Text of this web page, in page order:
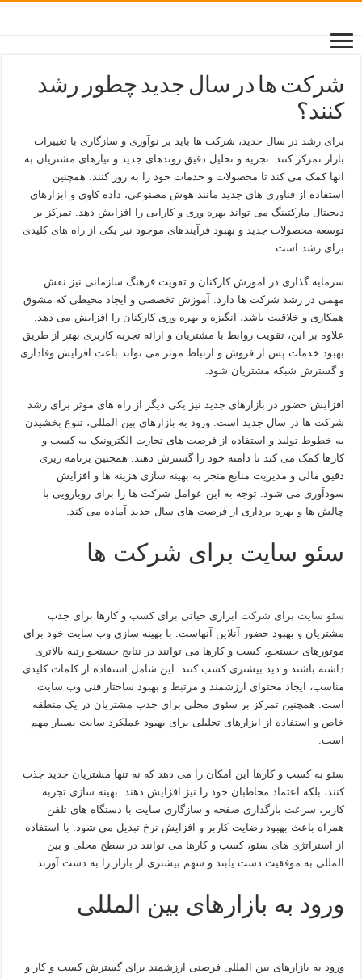
شرکت ها در سال جدید چطور رشد
کنند؟
برای رشد در سال جدید، شرکت ها باید بر نوآوری و سازگاری با تغییرات
بازار تمرکز کنند. تجزیه و تحلیل دقیق روندهای جدید و نیازهای مشتریان به
آنها کمک می کند تا محصولات و خدمات خود را به روز کنند. همچنین
استفاده ازفناوری های جدید مانند هوش مصنوعی، داده کاوی و ابزارهای
دیجیتال مارکتینگ می تواند بهره وری و کارایی را افزایش دهد. تمرکز بر
توسعه محصولات جدید و بهبود فرآیندهای موجود نیز یکی از راه های کلیدی
برای رشد است.
سرمایه گذاری در آموزش کارکنان و تقویت فرهنگ سازمانی نیز نقش
مهمی در رشد شرکت ها دارد. آموزش تخصصی و ایجاد محیطی که مشوق
همکاری و خلاقیت باشد، انگیزه و بهره وری کارکنان را افزایش می دهد.
علاوه بر این، تقویت روابط با مشتریان و ارائه تجربه کاربری بهتر از طریق
بهبود خدمات پس از فروش و ارتباط موثر می تواند باعث افزایش وفاداری
و گسترش شبکه مشتریان شود.
افزایش حضور در بازارهای جدید نیز یکی دیگر از راه های موثر برای رشد
شرکت ها در سال جدید است. ورود به بازارهای بین المللی، تنوع بخشیدن
به خطوط تولید و استفاده از فرصت های تجارت الکترونیک به کسب و
کارها کمک می کند تا دامنه خود را گسترش دهند. همچنین برنامه ریزی
دقیق مالی و مدیریت منابع منجر به بهینه سازی هزینه ها و افزایش
سودآوری می شود. توجه به این عوامل شرکت ها را برای رویارویی با
چالش ها و بهره برداری از فرصت های سال جدید آماده می کند.
سئو سایت برای شرکت ها
سئو سایت برای شرکت ابزاری حیاتی برای کسب و کارها برای جذب
مشتریان و بهبود حضور آنلاین آنهاست. با بهینه سازی وب سایت خود برای
موتورهای جستجو، کسب و کارها می توانند در نتایج جستجو رتبه بالاتری
داشته باشند و دید بیشتری کسب کنند. این شامل استفاده از کلمات کلیدی
مناسب، ایجاد محتوای ارزشمند و مرتبط و بهبود ساختار فنی وب سایت
است. همچنین تمرکز بر سئوی محلی برای جذب مشتریان در یک منطقه
خاص و استفاده از ابزارهای تحلیلی برای بهبود عملکرد سایت بسیار مهم
است.
سئو به کسب و کارها این امکان را می دهد که نه تنها مشتریان جدید جذب
کنند، بلکه اعتماد مخاطبان خود را نیز افزایش دهند. بهینه سازی تجربه
کاربر، سرعت بارگذاری صفحه و سازگاری سایت با دستگاه های تلفن
همراه باعث بهبود رضایت کاربر و افزایش نرخ تبدیل می شود. با استفاده
از استراتژی های سئو، کسب و کارها می توانند در سطح محلی و بین
المللی به موفقیت دست یابند و سهم بیشتری از بازار را به دست آورند.
ورود به بازارهای بین المللی
ورود به بازارهای بین المللی فرصتی ارزشمند برای گسترش کسب و کار و